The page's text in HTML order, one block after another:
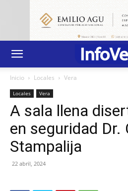
Inicio Locales Vera
Locales Vera
A sala llena
en seguridad Dr.
Stampalija
22 abril, 2024